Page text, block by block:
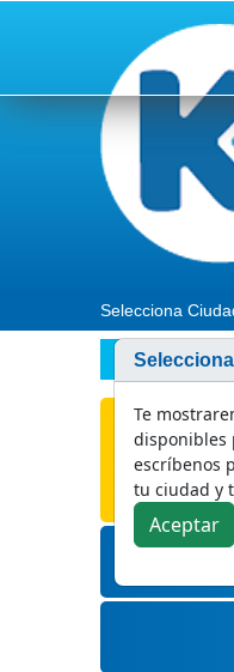
Selecciona
Te
disponibles
escríbenos
tu ciudad y
Aceptar